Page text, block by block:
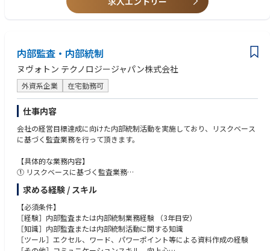
・内部統制の経営者評価の報告書作成
ます。当社のガバナンス体制を強化する一環として、米国SOX法及び金融
商品取引法上の日本版内部統制法の要請を満たす内部統制システムの立上
げを推進します。
【業務具体例】
・内部統制計画の策定および評価体制の構築
・内部統制制度の整備・運用に関する検討、提案、助言、確認
・業務プロセス統制における対象部門へのヒアリング等を通じて、規則・
規程と業務手続を確認し、想定リスクと統制をセットで文書化
（整備状況）
・整備が確認された統制通りに運用されているかを確認（運用状況）
・統制通りに運用されていない不備に対しては、改善提案を指示及びその
妥当性を確認し、改善の進捗をチェック。
・内部統制の経営者評価の報告書作成
・業務に慣れるまで（概ね半年～1年）原則出社可能であること
内部監査・内部統制
ヌヴォトン テクノロジージャパン株式会社
外資系企業 在宅勤務可
仕事内容
会社の経営目標達成に向けた内部統制活動を実施しており、リスクベース
に基づく監査業務を行って頂きます。
【具体的な業務内容】
① リスクベースに基づく監査業務
監査計画の作成/事前準備／監査実査／監査報告書の作成／改善提案
② 改善に対するフォローアップ監査
求める経験 / スキル
【必須条件】
［経験］内部監査または内部統制業務経験 （3年目安）
［知識］内部監査または内部統制活動に関する知識
［ツール］エクセル、ワード、パワーポイント等による資料作成の経験